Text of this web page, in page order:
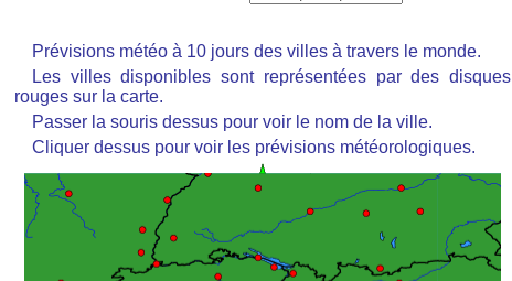
Prévisions météo à 10 jours des villes à travers le monde.
Les villes disponibles sont représentées par des disques
rouges sur la carte.
Passer la souris dessus pour voir le nom de la ville.
Cliquer dessus pour voir les prévisions météorologiques.